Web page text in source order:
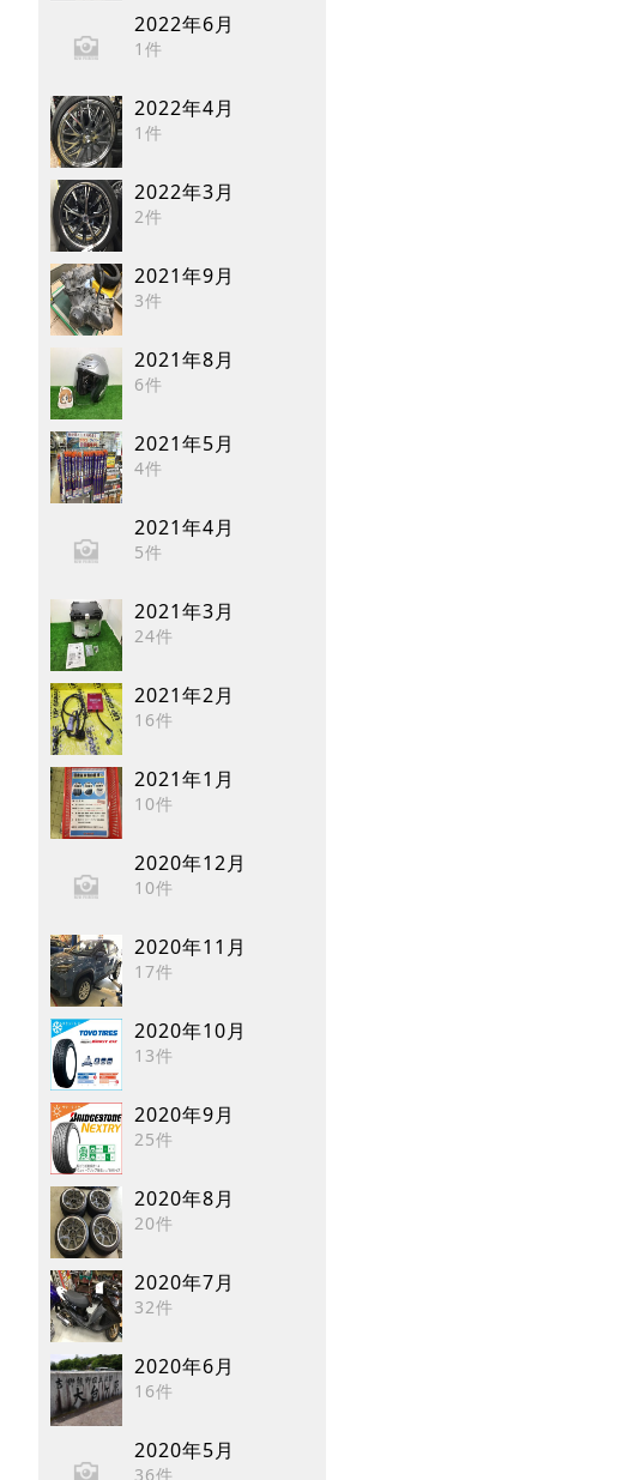
2022年6月
1件
2022年4月
1件
2022年3月
2件
2021年9月
3件
2021年8月
6件
2021年5月
4件
2021年4月
5件
2021年3月
24件
2021年2月
16件
2021年1月
10件
2020年12月
10件
2020年11月
17件
2020年10月
13件
2020年9月
25件
2020年8月
20件
2020年7月
32件
2020年6月
16件
2020年5月
36件